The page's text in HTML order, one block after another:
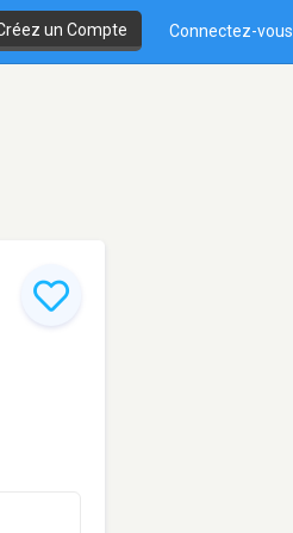
un Compte Connectez-vous